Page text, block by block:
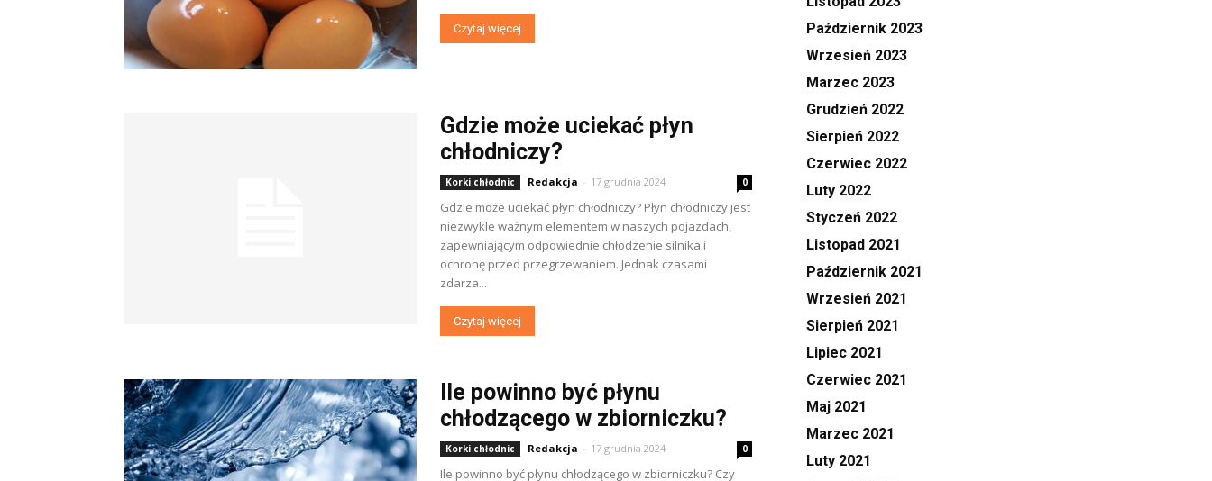
Czytaj więcej
Gdzie może uciekać płyn
chłodniczy?
Korki chłodnic Redakcja - 17 grudnia 2024 0
Gdzie może uciekać płyn chłodniczy? Płyn chłodniczy jest
niezwykle ważnym elementem w naszych pojazdach,
zapewniającym odpowiednie chłodzenie silnika i
ochronę przed przegrzewaniem. Jednak czasami
zdarza...
Czytaj więcej
Ile powinno być płynu
chłodzącego w zbiorniczku?
Korki chłodnic Redakcja - 17 grudnia 2024 0
Ile powinno być płynu chłodzącego w zbiorniczku? Czy
Październik 2023
Wrzesień 2023
Marzec 2023
Grudzień 2022
Sierpień 2022
Czerwiec 2022
Luty 2022
Styczeń 2022
Listopad 2021
Październik 2021
Wrzesień 2021
Sierpień 2021
Lipiec 2021
Czerwiec 2021
Maj 2021
Marzec 2021
Luty 2021